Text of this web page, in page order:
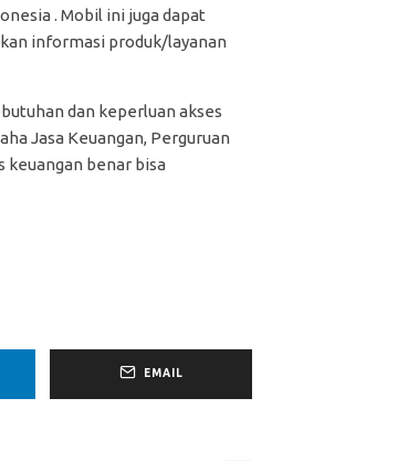
. Mobil ini juga dapat
informasi produk/layanan
dan keperluan akses
Jasa Keuangan, Perguruan
keuangan benar bisa
EMAIL